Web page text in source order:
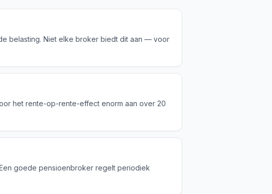
belasting. Niet elke broker biedt dit aan — voor
het rente-op-rente-effect enorm aan over 20
goede pensioenbroker regelt periodiek